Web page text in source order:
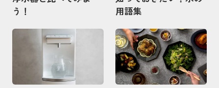
う！
用語集
記事を読む 記事を読む